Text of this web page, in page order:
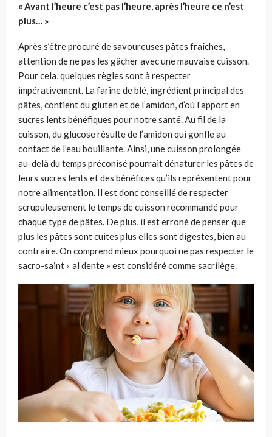
« Avant l’heure c’est pas l’heure, après l’heure ce n’est
plus… »
Après s’être procuré de savoureuses pâtes fraîches,
attention de ne pas les gâcher avec une mauvaise cuisson.
Pour cela, quelques règles sont à respecter
impérativement. La farine de blé, ingrédient principal des
pâtes, contient du gluten et de l’amidon, d’où l’apport en
sucres lents bénéfiques pour notre santé. Au fil de la
cuisson, du glucose résulte de l’amidon qui gonfle au
contact de l’eau bouillante. Ainsi, une cuisson prolongée
au-delà du temps préconisé pourrait dénaturer les pâtes de
leurs sucres lents et des bénéfices qu’ils représentent pour
notre alimentation. Il est donc conseillé de respecter
scrupuleusement le temps de cuisson recommandé pour
chaque type de pâtes. De plus, il est erroné de penser que
plus les pâtes sont cuites plus elles sont digestes, bien au
contraire. On comprend mieux pourquoi ne pas respecter le
sacro-saint « al dente » est considéré comme sacrilège.